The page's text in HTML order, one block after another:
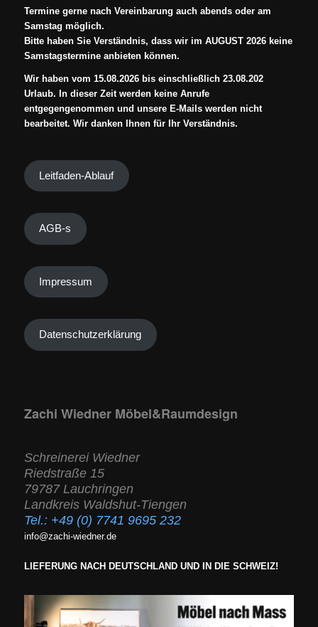
Termine gerne nach Vereinbarung auch abends oder am
Samstag möglich.
Bitte haben Sie Verständnis, dass wir im AUGUST 2026 keine
Samstagstermine anbieten können.
Wir haben vom 15.08.2026 bis einschließlich 23.08.202
Urlaub. In dieser Zeit werden keine Anrufe
entgegengenommen und unsere E-Mails werden nicht
bearbeitet. Wir danken Ihnen für Ihr Verständnis.
Leitfaden-Ablauf
AGB-s
Impressum
Datenschutzerklärung
Zachi Wiedner Möbel&Raumdesign
Schreinerei Wiedner
Riedstraße 15
79787 Lauchringen
Landkreis Waldshut-Tiengen
Tel.: +49 (0) 7741 9695 232
info@zachi-wiedner.de
LIEFERUNG NACH DEUTSCHLAND UND IN DIE SCHWEIZ!